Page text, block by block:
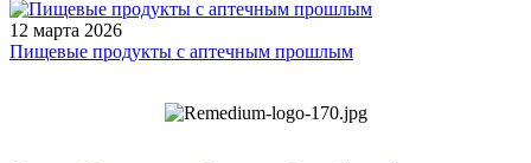
12 марта 2026
Пищевые продукты с аптечным прошлым